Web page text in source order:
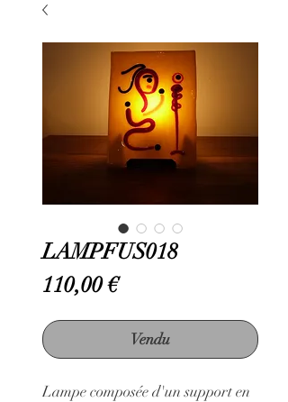
LAMPFUS018
110,00 €Prix
Vendu
Lampe composée d'un support en